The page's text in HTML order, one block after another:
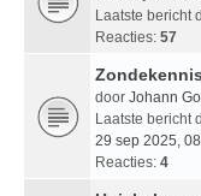
Laatste bericht
Reacties: 57
door Johann
Laatste bericht
29 sep 2025,
Reacties: 4